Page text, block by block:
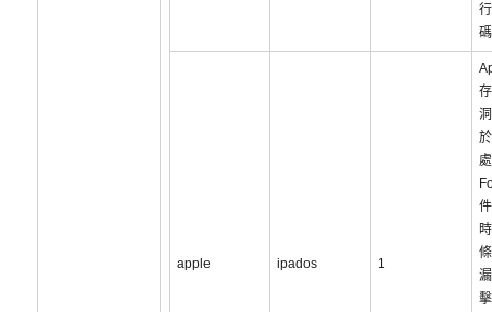
apple ipados 1